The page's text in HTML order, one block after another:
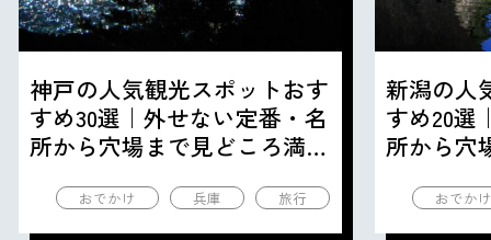
神戸の人気観光スポットおす
すめ30選｜外せない定番・名
所から穴場まで見どころ満載
おでかけ 兵庫 旅行
新潟の人
すめ20選
所から穴
おでか